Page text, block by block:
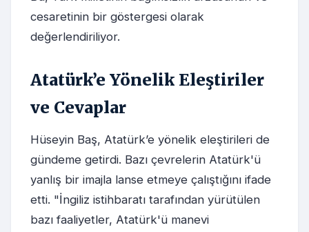
cesaretinin bir göstergesi olarak
değerlendiriliyor.
Atatürk’e Yönelik Eleştiriler
ve Cevaplar
Hüseyin Baş, Atatürk’e yönelik eleştirileri de
gündeme getirdi. Bazı çevrelerin Atatürk'ü
yanlış bir imajla lanse etmeye çalıştığını ifade
etti. "İngiliz istihbaratı tarafından yürütülen
bazı faaliyetler, Atatürk'ü manevi